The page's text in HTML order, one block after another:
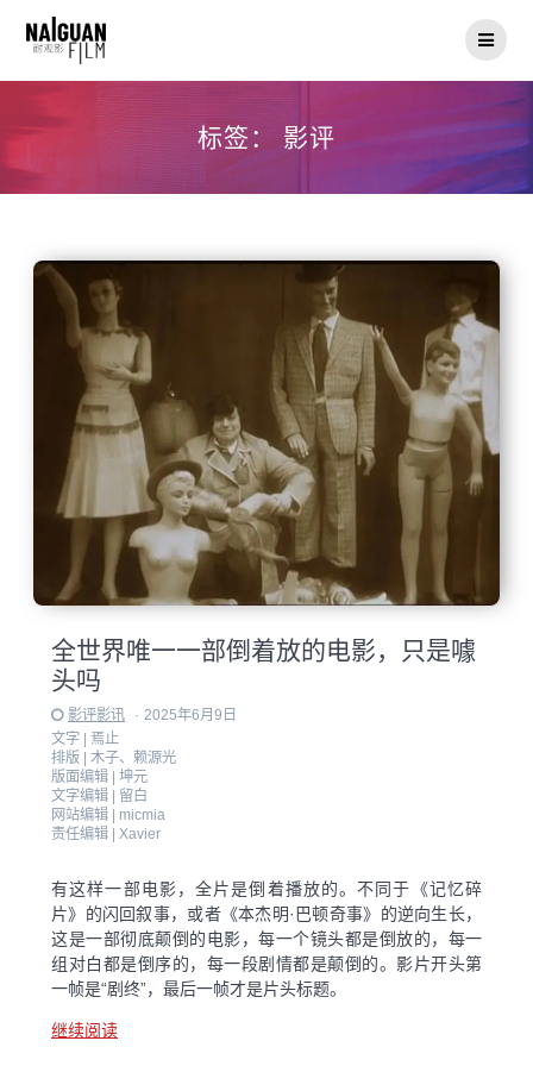
标签： 影评
全世界唯一一部倒着放的电影，只是噱
头吗
影评影讯 · 2025年6月9日
文字 | 焉止
排版 | 木子、赖源光
版面编辑 | 坤元
文字编辑 | 留白
网站编辑 | micmia
责任编辑 | Xavier
有这样一部电影，全片是倒着播放的。不同于《记忆碎
片》的闪回叙事，或者《本杰明·巴顿奇事》的逆向生长，
这是一部彻底颠倒的电影，每一个镜头都是倒放的，每一
组对白都是倒序的，每一段剧情都是颠倒的。影片开头第
一帧是“剧终”，最后一帧才是片头标题。
继续阅读